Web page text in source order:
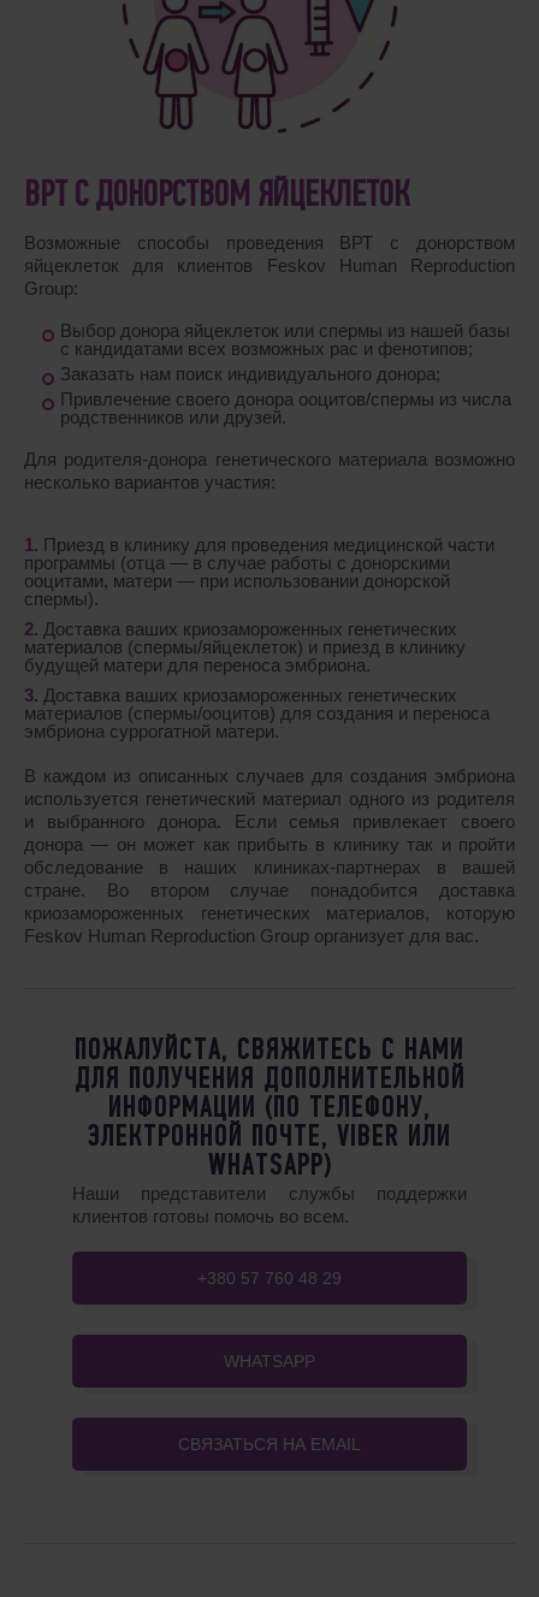
ВРТ С ДОНОРСТВОМ ЯЙЦЕКЛЕТОК
Возможные способы проведения ВРТ с донорством
яйцеклеток для клиентов Feskov Human Reproduction
Group:
Выбор донора яйцеклеток или спермы из нашей базы
с кандидатами всех возможных рас и фенотипов;
Заказать нам поиск индивидуального донора;
Привлечение своего донора ооцитов/спермы из числа
родственников или друзей.
Для родителя-донора генетического материала возможно
несколько вариантов участия:
Приезд в клинику для проведения медицинской части
программы (отца ― в случае работы с донорскими
ооцитами, матери ― при использовании донорской
спермы).
Доставка ваших криозамороженных генетических
материалов (спермы/яйцеклеток) и приезд в клинику
будущей матери для переноса эмбриона.
Доставка ваших криозамороженных генетических
материалов (спермы/ооцитов) для создания и переноса
эмбриона суррогатной матери.
В каждом из описанных случаев для создания эмбриона
используется генетический материал одного из родителя
и выбранного донора. Если семья привлекает своего
донора ― он может как прибыть в клинику так и пройти
обследование в наших клиниках-партнерах в вашей
стране. Во втором случае понадобится доставка
криозамороженных генетических материалов, которую
Feskov Human Reproduction Group организует для вас.
ПОЖАЛУЙСТА, СВЯЖИТЕСЬ С НАМИ
ДЛЯ ПОЛУЧЕНИЯ ДОПОЛНИТЕЛЬНОЙ
ИНФОРМАЦИИ (ПО ТЕЛЕФОНУ,
ЭЛЕКТРОННОЙ ПОЧТЕ, VIBER ИЛИ
WHATSAPP)
Наши представители службы поддержки
клиентов готовы помочь во всем.
+380 57 760 48 29
WHATSAPP
СВЯЗАТЬСЯ НА EMAIL